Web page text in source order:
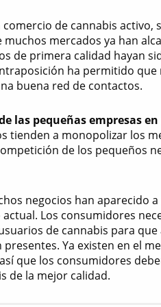
de cannabis activo,
mercados ya han
de primera calidad hayan
ha permitido
buena red de contactos.
pequeñas empresas
tienden a monopolizar los
de los pequeños
negocios han aparecido
Los consumidores
de cannabis para
Ya existen en el
que los consumidores
de la mejor calidad.